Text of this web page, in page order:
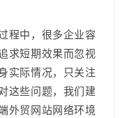
程中，很多企业容
求短期效果而忽视
实际情况，只关注
这些问题，我们建
外贸网站网络环境